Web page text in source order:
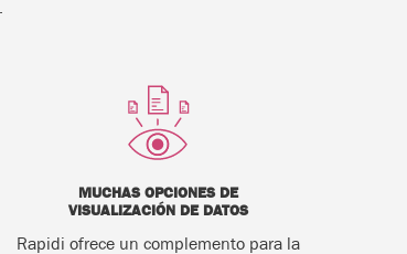
MUCHAS OPCIONES DE
VISUALIZACIÓN DE DATOS
Rapidi ofrece un complemento para la